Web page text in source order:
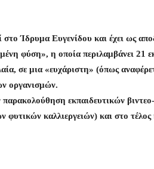
Ίδρυμα Ευγενίδου και έχει ως
φύση», η οποία περιλαμβάνει 21
σε μια «ευχάριστη» (όπως
οργανισμών.
παρακολούθηση εκπαιδευτικών
καλλιεργειών) και στο τέλος